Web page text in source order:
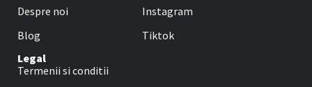
Despre noi
Blog
Instagram
Tiktok
Legal
Termenii si conditii